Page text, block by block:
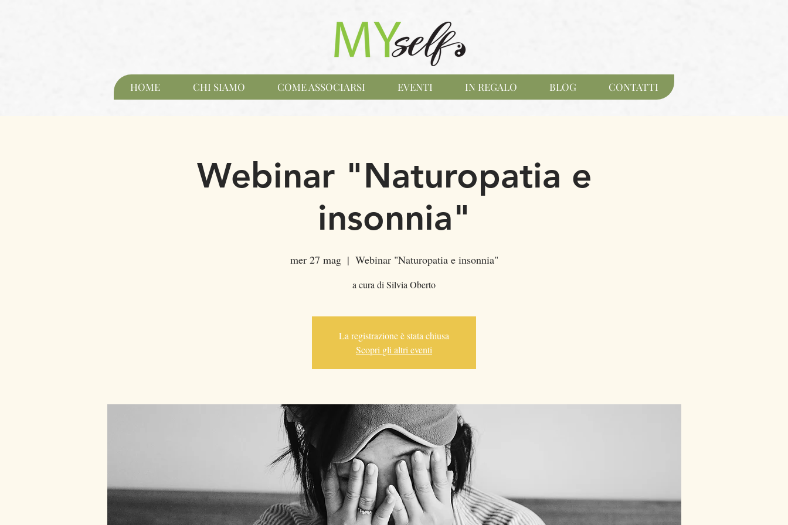
HOME CHI SIAMO COME ASSOCIARSI EVENTI IN REGALO BLOG CONTATTI
Webinar "Naturopatia e
insonnia"
mer 27 mag
  |
Webinar "Naturopatia e insonnia"
a cura di Silvia Oberto
La registrazione è stata chiusa
Scopri gli altri eventi